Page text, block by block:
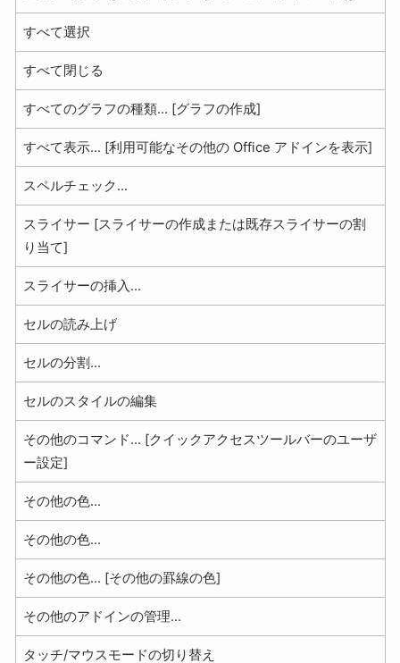
すべて選択
すべて閉じる
すべてのグラフの種類... [グラフの作成]
すべて表示... [利用可能なその他の Office アドインを表示]
スペルチェック...
スライサー [スライサーの作成または既存スライサーの割
り当て]
スライサーの挿入...
セルの読み上げ
セルの分割...
セルのスタイルの編集
その他のコマンド... [クイックアクセスツールバーのユーザ
ー設定]
その他の色...
その他の色...
その他の色... [その他の罫線の色]
その他のアドインの管理...
タッチ/マウスモードの切り替え